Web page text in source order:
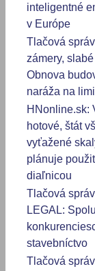
inteligentné
v Európe
Tlačová
zámery,
Obnova
naráža na
HNonline.sk:
hotové, štát
vyťažené
plánuje
diaľnicou
Tlačová
LEGAL:
stavebníctvo
Tlačová